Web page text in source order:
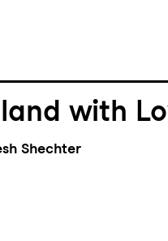
with
Shechter